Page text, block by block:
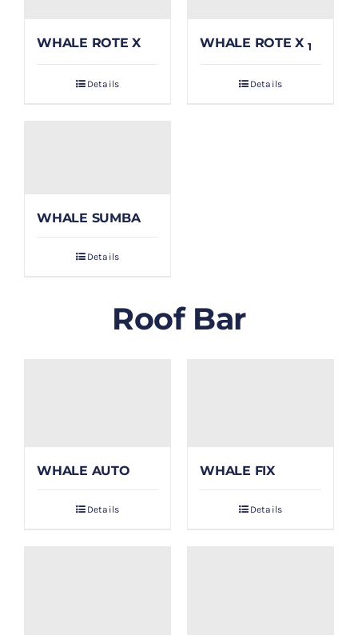
WHALE ROTE X
Details
WHALE ROTE X 1
Details
WHALE SUMBA
Details
Roof Bar
WHALE AUTO
Details
WHALE FIX
Details